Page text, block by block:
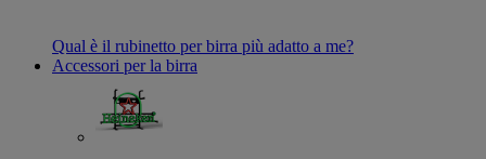
Qual è il rubinetto per birra più adatto a me?
Accessori per la birra